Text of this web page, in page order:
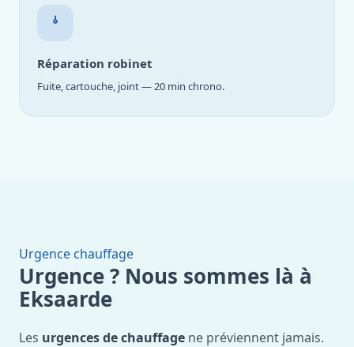
Réparation robinet
Fuite, cartouche, joint — 20 min chrono.
Urgence chauffage
Urgence ? Nous sommes là à
Eksaarde
Les urgences de chauffage ne préviennent jamais.